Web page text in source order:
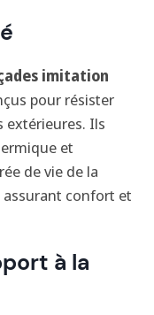
imitation
pour résister
extérieures. Ils
et
de vie de la
confort et
à la